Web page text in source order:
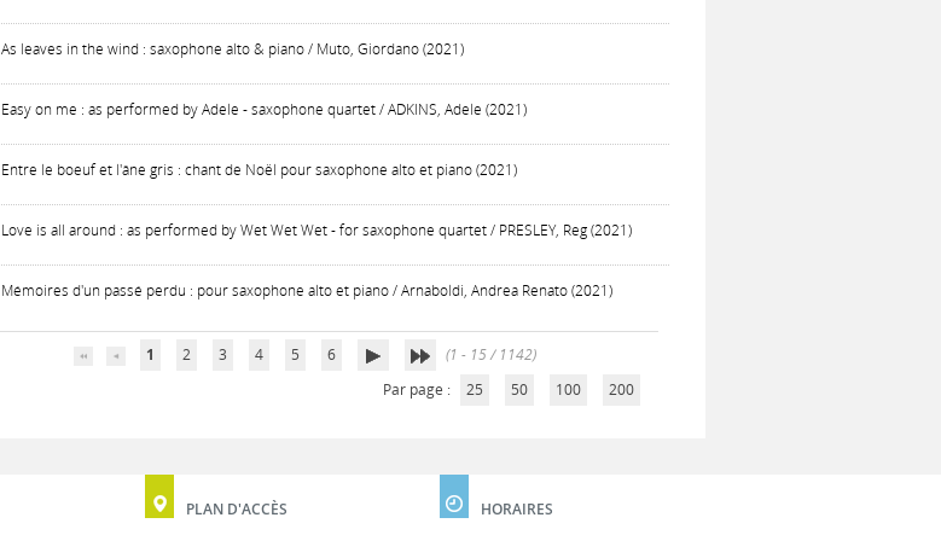
As leaves in the wind : saxophone alto & piano / Muto, Giordano (2021)
Easy on me : as performed by Adele - saxophone quartet / ADKINS, Adele (2021)
Entre le boeuf et l'âne gris : chant de Noël pour saxophone alto et piano (2021)
Love is all around : as performed by Wet Wet Wet - for saxophone quartet / PRESLEY, Reg (2021)
Mémoires d'un passé perdu : pour saxophone alto et piano / Arnaboldi, Andrea Renato (2021)
1 2 3 4 5 6
(1 - 15 / 1142)
Par page :
25 50 100 200
PLAN D'ACCÈS HORAIRES